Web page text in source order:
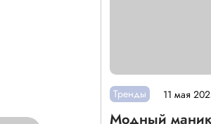
Тренды 11 мая
Модный